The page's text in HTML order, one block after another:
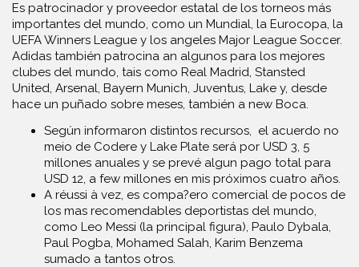
Es patrocinador y proveedor estatal de los torneos más
importantes del mundo, como un Mundial, la Eurocopa, la
UEFA Winners League y los angeles Major League Soccer.
Adidas también patrocina an algunos para los mejores
clubes del mundo, tais como Real Madrid, Stansted
United, Arsenal, Bayern Munich, Juventus, Lake y, desde
hace un puñado sobre meses, también a new Boca.
Según informaron distintos recursos, el acuerdo no
meio de Codere y Lake Plate será por USD 3, 5
millones anuales y se prevé algun pago total para
USD 12, a few millones en mis próximos cuatro años.
A réussi à vez, es compa?ero comercial de pocos de
los mas recomendables deportistas del mundo,
como Leo Messi (la principal figura), Paulo Dybala,
Paul Pogba, Mohamed Salah, Karim Benzema
sumado a tantos otros.